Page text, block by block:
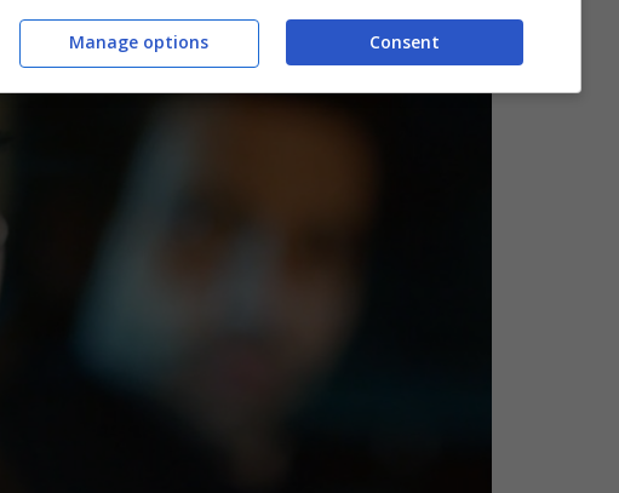
Consent
Manage options